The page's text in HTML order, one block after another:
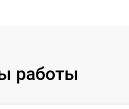
работы